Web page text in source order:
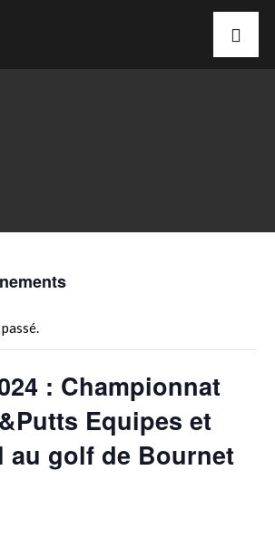
: Championnat
Equipes et
au golf de Bournet